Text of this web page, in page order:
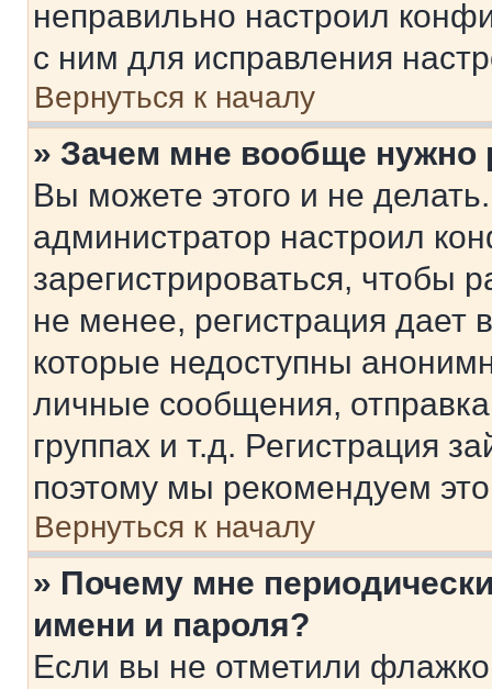
неправильно настроил
с ним для исправления
Вернуться к началу
» Зачем мне вообще нужно
Вы можете этого и не
администратор настроил
зарегистрироваться, чтобы
не менее, регистрация
которые недоступны
личные сообщения,
группах и т.д. Регистрация
поэтому мы рекомендуем
Вернуться к началу
» Почему мне
имени и пароля?
Если вы не отметили